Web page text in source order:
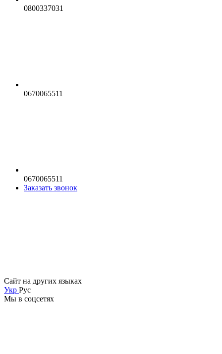
0800337031
0670065511
0670065511
Заказать звонок
Сайт на других языках
Укр Рус
Мы в соцсетях